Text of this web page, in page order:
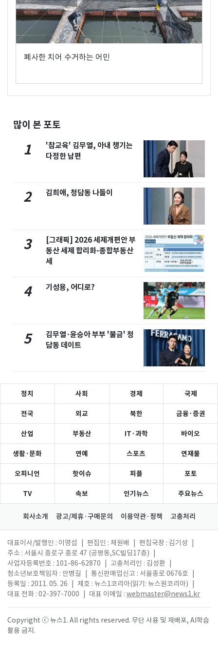
폐사한 치어 수거하는 어민
많이 본 포토
1
'참교육' 김무열, 아내 챙기는
다정한 남편
2 김희애, 청담동 나들이
3
[그래픽] 2026 세제개편안 부
동산 세제 합리화-종합부동산
세
4 기성용, 어디로?
5
김무열·윤승아 부부 '불금' 청
담동 데이트
정치 사회 경제 국제
전국 외교 북한 금융·증권
산업 부동산 IT·과학 바이오
생활·문화 연예 스포츠 연재물
오피니언 핫이슈 피플 포토
TV 속보 인기뉴스 주요뉴스
회사소개 광고/제휴·구매문의 이용약관·정책 고충처리
대표이사/발행인 : 이영섭 편집인 : 채원배 편집국장 : 김기성
주소 : 서울시 종로구 종로 47 (공평동,SC빌딩17층)
사업자등록번호 : 101-86-62870
고충처리인 : 김성환
청소년보호책임자 : 안병길
통신판매업신고 : 서울종로 0676호
등록일 : 2011. 05. 26
제호 : 뉴스1코리아(읽기: 뉴스원코리아)
대표 전화 : 02-397-7000
대표 이메일 : webmaster@news1.kr
Copyright ⓒ 뉴스1. All rights reserved. 무단 사용 및 재배포, AI학습
활용 금지.